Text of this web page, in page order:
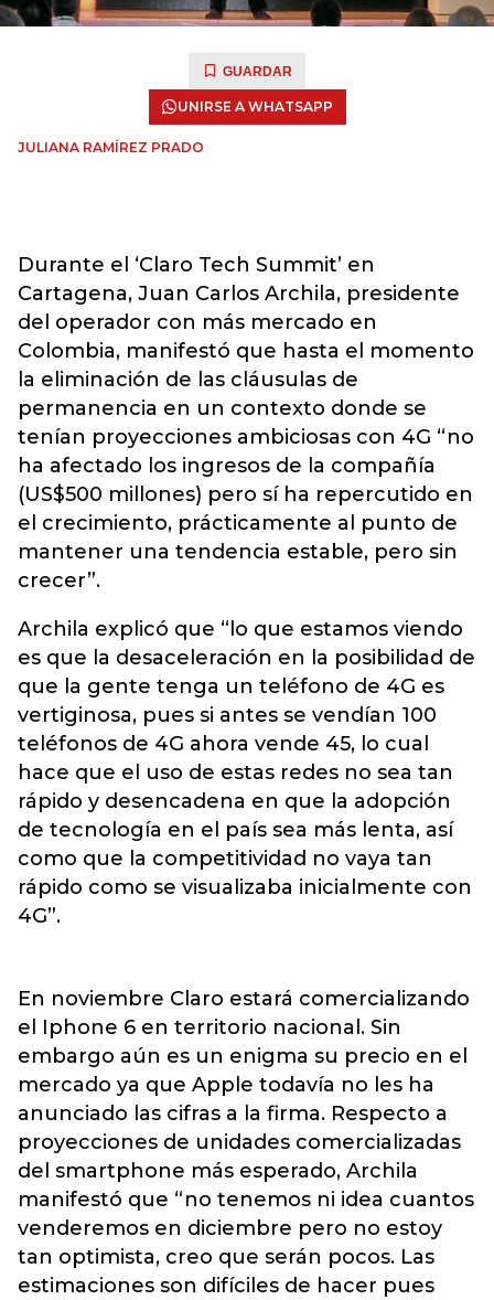
GUARDAR
UNIRSE A WHATSAPP
JULIANA RAMÍREZ PRADO
Durante el ‘Claro Tech Summit’ en
Cartagena, Juan Carlos Archila, presidente
del operador con más mercado en
Colombia, manifestó que hasta el momento
la eliminación de las cláusulas de
permanencia en un contexto donde se
tenían proyecciones ambiciosas con 4G “no
ha afectado los ingresos de la compañía
(US$500 millones) pero sí ha repercutido en
el crecimiento, prácticamente al punto de
mantener una tendencia estable, pero sin
crecer”.
Archila explicó que “lo que estamos viendo
es que la desaceleración en la posibilidad de
que la gente tenga un teléfono de 4G es
vertiginosa, pues si antes se vendían 100
teléfonos de 4G ahora vende 45, lo cual
hace que el uso de estas redes no sea tan
rápido y desencadena en que la adopción
de tecnología en el país sea más lenta, así
como que la competitividad no vaya tan
rápido como se visualizaba inicialmente con
4G”.
En noviembre Claro estará comercializando
el Iphone 6 en territorio nacional. Sin
embargo aún es un enigma su precio en el
mercado ya que Apple todavía no les ha
anunciado las cifras a la firma. Respecto a
proyecciones de unidades comercializadas
del smartphone más esperado, Archila
manifestó que “no tenemos ni idea cuantos
venderemos en diciembre pero no estoy
tan optimista, creo que serán pocos. Las
estimaciones son difíciles de hacer pues